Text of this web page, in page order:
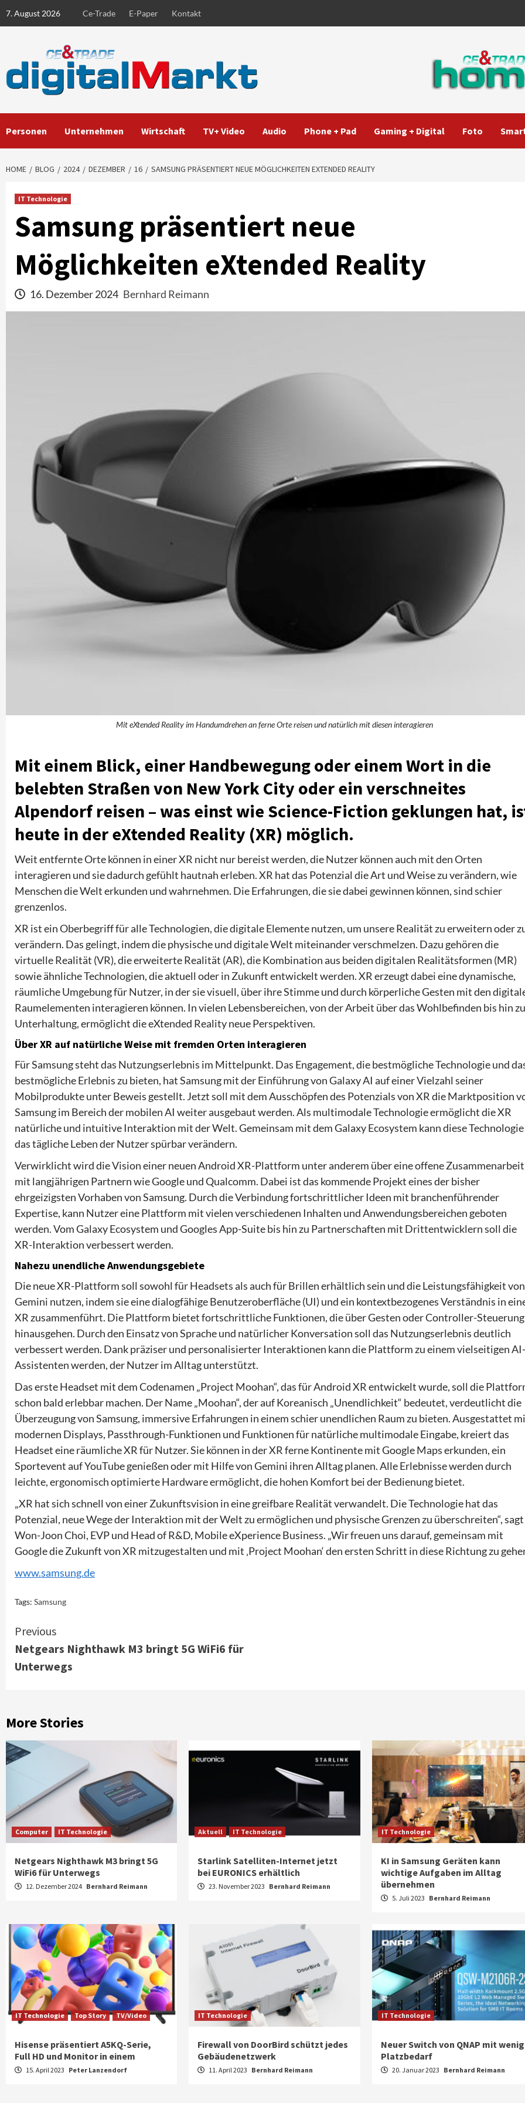
7. August 2026 Ce-Trade E-Paper Kontakt
Personen Unternehmen Wirtschaft TV+ Video Audio Phone + Pad Gaming + Digital Foto
HOME BLOG 2024 DEZEMBER 16 SAMSUNG PRÄSENTIERT NEUE MÖGLICHKEITEN EXTENDED REALITY
IT Technologie
Samsung präsentiert neue
Möglichkeiten eXtended Reality
16. Dezember 2024 Bernhard Reimann
Mit eXtended Reality im Handumdrehen an ferne Orte reisen und natürlich mit diesen interagieren
Mit einem Blick, einer Handbewegung oder einem Wort in die
belebten Straßen von New York City oder ein verschneites
Alpendorf reisen – was einst wie Science-Fiction geklungen hat,
heute in der eXtended Reality (XR) möglich.
Weit entfernte Orte können in einer XR nicht nur bereist werden, die Nutzer können auch mit den Orten
interagieren und sie dadurch gefühlt hautnah erleben. XR hat das Potenzial die Art und Weise zu verändern, wie
Menschen die Welt erkunden und wahrnehmen. Die Erfahrungen, die sie dabei gewinnen können, sind schier
grenzenlos.
XR ist ein Oberbegriff für alle Technologien, die digitale Elemente nutzen, um unsere Realität zu erweitern oder
verändern. Das gelingt, indem die physische und digitale Welt miteinander verschmelzen. Dazu gehören die
virtuelle Realität (VR), die erweiterte Realität (AR), die Kombination aus beiden digitalen Realitätsformen (MR)
sowie ähnliche Technologien, die aktuell oder in Zukunft entwickelt werden. XR erzeugt dabei eine dynamische,
räumliche Umgebung für Nutzer, in der sie visuell, über ihre Stimme und durch körperliche Gesten mit den
Raumelementen interagieren können. In vielen Lebensbereichen, von der Arbeit über das Wohlbefinden bis hin
Unterhaltung, ermöglicht die eXtended Reality neue Perspektiven.
Über XR auf natürliche Weise mit fremden Orten interagieren
Für Samsung steht das Nutzungserlebnis im Mittelpunkt. Das Engagement, die bestmögliche Technologie und
bestmögliche Erlebnis zu bieten, hat Samsung mit der Einführung von Galaxy AI auf einer Vielzahl seiner
Mobilprodukte unter Beweis gestellt. Jetzt soll mit dem Ausschöpfen des Potenzials von XR die Marktposition
Samsung im Bereich der mobilen AI weiter ausgebaut werden. Als multimodale Technologie ermöglicht die XR
natürliche und intuitive Interaktion mit der Welt. Gemeinsam mit dem Galaxy Ecosystem kann diese Technologie
das tägliche Leben der Nutzer spürbar verändern.
Verwirklicht wird die Vision einer neuen Android XR-Plattform unter anderem über eine offene Zusammenarbeit
mit langjährigen Partnern wie Google und Qualcomm. Dabei ist das kommende Projekt eines der bisher
ehrgeizigsten Vorhaben von Samsung. Durch die Verbindung fortschrittlicher Ideen mit branchenführender
Expertise, kann Nutzer eine Plattform mit vielen verschiedenen Inhalten und Anwendungsbereichen geboten
werden. Vom Galaxy Ecosystem und Googles App-Suite bis hin zu Partnerschaften mit Drittentwicklern soll die
XR-Interaktion verbessert werden.
Nahezu unendliche Anwendungsgebiete
Die neue XR-Plattform soll sowohl für Headsets als auch für Brillen erhältlich sein und die Leistungsfähigkeit von
Gemini nutzen, indem sie eine dialogfähige Benutzeroberfläche (UI) und ein kontextbezogenes Verständnis in
XR zusammenführt. Die Plattform bietet fortschrittliche Funktionen, die über Gesten oder Controller-Steuerung
hinausgehen. Durch den Einsatz von Sprache und natürlicher Konversation soll das Nutzungserlebnis deutlich
verbessert werden. Dank präziser und personalisierter Interaktionen kann die Plattform zu einem vielseitigen AI-
Assistenten werden, der Nutzer im Alltag unterstützt.
Das erste Headset mit dem Codenamen „Project Moohan“, das für Android XR entwickelt wurde, soll die
schon bald erlebbar machen. Der Name „Moohan“, der auf Koreanisch „Unendlichkeit“ bedeutet, verdeutlicht die
Überzeugung von Samsung, immersive Erfahrungen in einem schier unendlichen Raum zu bieten. Ausgestattet
modernen Displays, Passthrough-Funktionen und Funktionen für natürliche multimodale Eingabe, kreiert das
Headset eine räumliche XR für Nutzer. Sie können in der XR ferne Kontinente mit Google Maps erkunden, ein
Sportevent auf YouTube genießen oder mit Hilfe von Gemini ihren Alltag planen. Alle Erlebnisse werden durch
leichte, ergonomisch optimierte Hardware ermöglicht, die hohen Komfort bei der Bedienung bietet.
„XR hat sich schnell von einer Zukunftsvision in eine greifbare Realität verwandelt. Die Technologie hat das
Potenzial, neue Wege der Interaktion mit der Welt zu ermöglichen und physische Grenzen zu überschreiten“, sagt
Won-Joon Choi, EVP und Head of R&D, Mobile eXperience Business. „Wir freuen uns darauf, gemeinsam mit
Google die Zukunft von XR mitzugestalten und mit ‚Project Moohan‘ den ersten Schritt in diese Richtung zu
www.samsung.de
Tags: Samsung
Continue
Reading
Previous
Netgears Nighthawk M3 bringt 5G WiFi6 für
Unterwegs
More Stories
Computer IT Technologie
Netgears Nighthawk M3 bringt 5G
WiFi6 für Unterwegs
12. Dezember 2024 Bernhard Reimann
Aktuell IT Technologie
Starlink Satelliten-Internet jetzt
bei EURONICS erhältlich
23. November 2023 Bernhard Reimann
IT Technologie
KI in Samsung Geräten kann
wichtige Aufgaben im Alltag
übernehmen
5. Juli 2023 Bernhard Reimann
IT Technologie Top Story TV/Video
Hisense präsentiert A5KQ-Serie,
Full HD und Monitor in einem
15. April 2023 Peter Lanzendorf
IT Technologie
Firewall von DoorBird schützt jedes
Gebäudenetzwerk
11. April 2023 Bernhard Reimann
IT Technologie
Neuer Switch von QNAP mit wenig
Platzbedarf
20. Januar 2023 Bernhard Reimann